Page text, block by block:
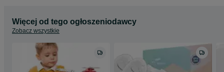
Więcej od tego ogłoszeniodawcy
Zobacz wszystkie